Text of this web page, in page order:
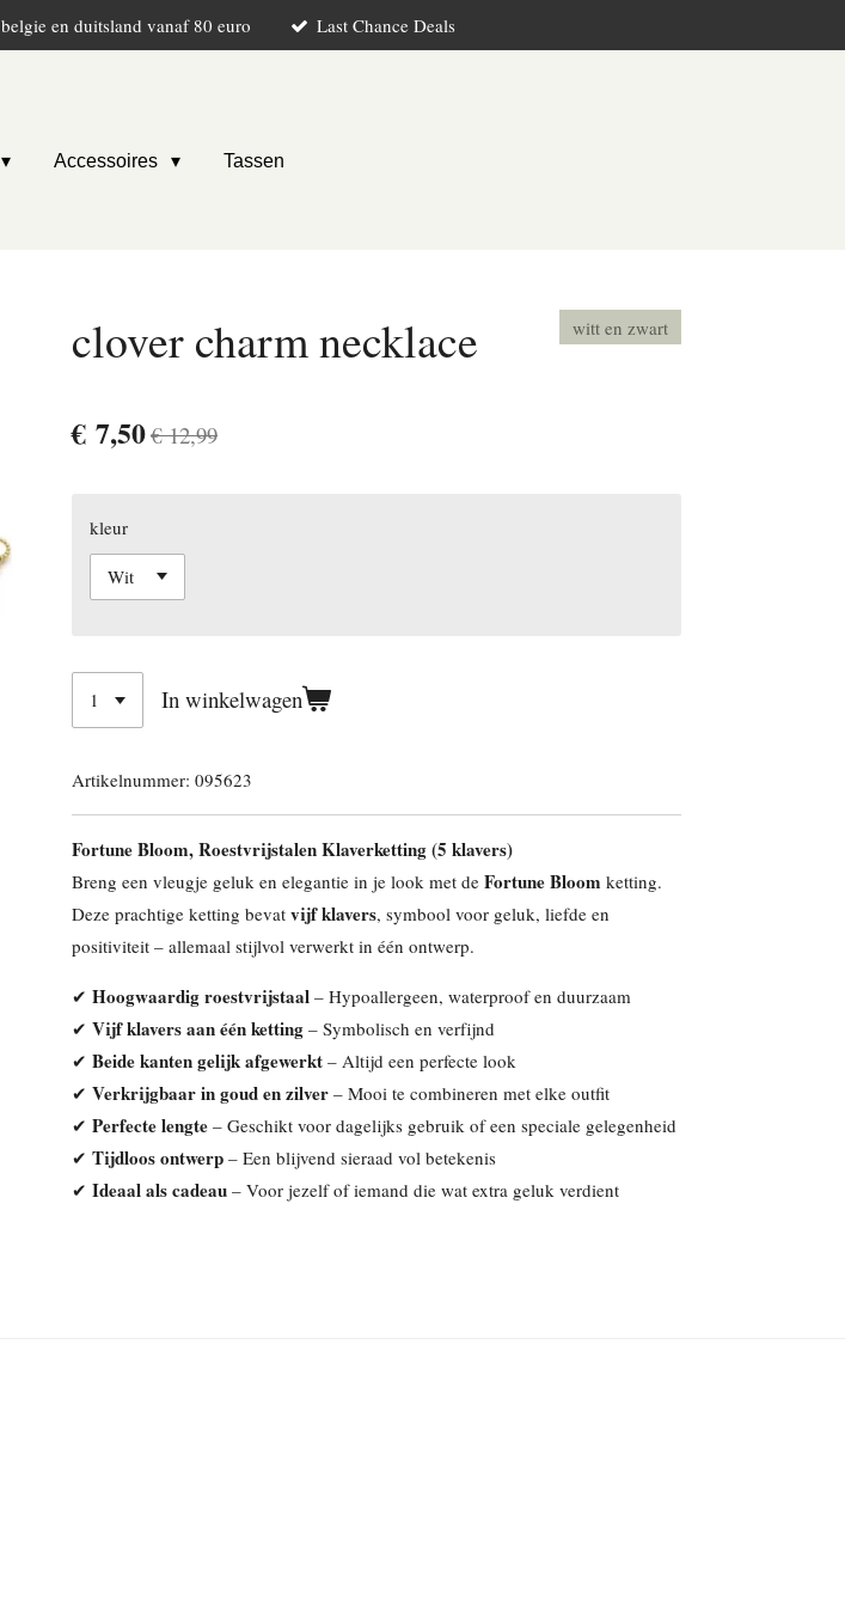
belgie en duitsland vanaf 80 euro Last Chance Deals
Accessoires Tassen
clover charm necklace witt en zwart
€ 7,50€ 12,99
kleur
In winkelwagen
Artikelnummer: 095623
Fortune Bloom, Roestvrijstalen Klaverketting (5 klavers)
Breng een vleugje geluk en elegantie in je look met de Fortune Bloom ketting.
Deze prachtige ketting bevat vijf klavers, symbool voor geluk, liefde en
positiviteit – allemaal stijlvol verwerkt in één ontwerp.
✔ Hoogwaardig roestvrijstaal – Hypoallergeen, waterproof en duurzaam
✔ Vijf klavers aan één ketting – Symbolisch en verfijnd
✔ Beide kanten gelijk afgewerkt – Altijd een perfecte look
✔ Verkrijgbaar in goud en zilver – Mooi te combineren met elke outfit
✔ Perfecte lengte – Geschikt voor dagelijks gebruik of een speciale gelegenheid
✔ Tijdloos ontwerp – Een blijvend sieraad vol betekenis
✔ Ideaal als cadeau – Voor jezelf of iemand die wat extra geluk verdient